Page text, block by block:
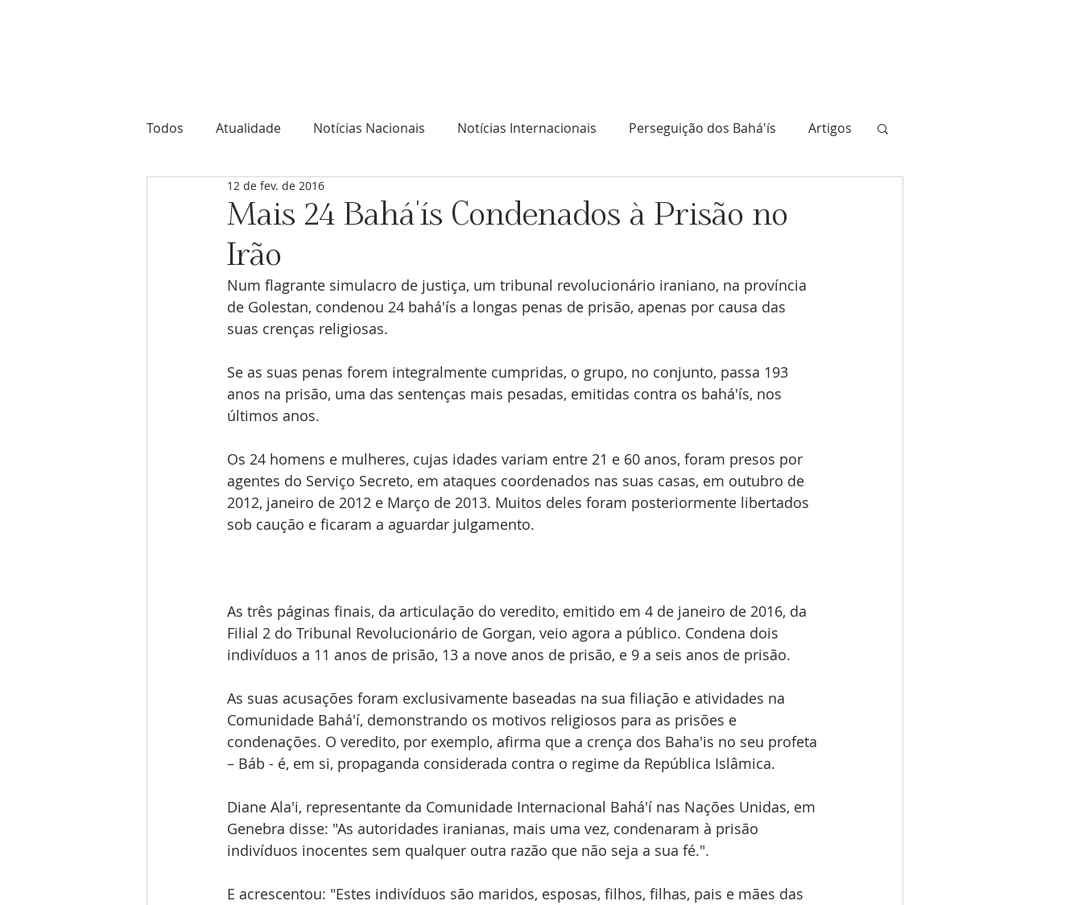
Todos Atualidade Notícias Nacionais Notícias Internacionais Perseguição dos Bahá'ís Artigos
Mais 24 Bahá'ís Condenados à Prisão no
Irão
12 de fev. de 2016
Num flagrante simulacro de justiça, um tribunal revolucionário iraniano, na província
de Golestan, condenou 24 bahá'ís a longas penas de prisão, apenas por causa das
suas crenças religiosas.
Se as suas penas forem integralmente cumpridas, o grupo, no conjunto, passa 193
anos na prisão, uma das sentenças mais pesadas, emitidas contra os bahá'ís, nos
últimos anos.
Os 24 homens e mulheres, cujas idades variam entre 21 e 60 anos, foram presos por
agentes do Serviço Secreto, em ataques coordenados nas suas casas, em outubro de
2012, janeiro de 2012 e Março de 2013. Muitos deles foram posteriormente libertados
sob caução e ficaram a aguardar julgamento.
As três páginas finais, da articulação do veredito, emitido em 4 de janeiro de 2016, da
Filial 2 do Tribunal Revolucionário de Gorgan, veio agora a público. Condena dois
indivíduos a 11 anos de prisão, 13 a nove anos de prisão, e 9 a seis anos de prisão.
As suas acusações foram exclusivamente baseadas na sua filiação e atividades na
Comunidade Bahá'í, demonstrando os motivos religiosos para as prisões e
condenações. O veredito, por exemplo, afirma que a crença dos Baha'is no seu profeta
– Báb - é, em si, propaganda considerada contra o regime da República Islâmica.
Diane Ala'i, representante da Comunidade Internacional Bahá'í nas Nações Unidas, em
Genebra disse: "As autoridades iranianas, mais uma vez, condenaram à prisão
indivíduos inocentes sem qualquer outra razão que não seja a sua fé.".
E acrescentou: "Estes indivíduos são maridos, esposas, filhos, filhas, pais e mães das